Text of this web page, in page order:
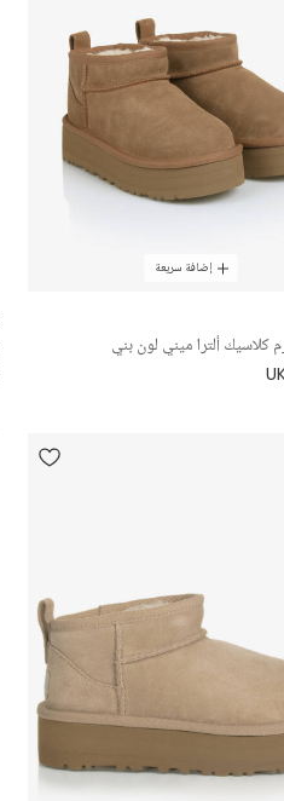
إضافة سريعة
كلاسيك ألترا ميني لون بني